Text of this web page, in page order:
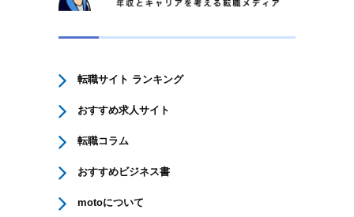
転職サイト ランキング
おすすめ求人サイト
転職コラム
おすすめビジネス書
motoについて